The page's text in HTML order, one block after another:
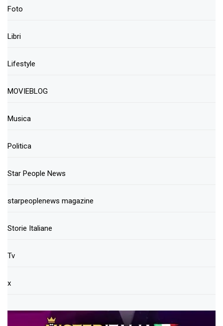
Foto
Libri
Lifestyle
MOVIEBLOG
Musica
Politica
Star People News
starpeoplenews magazine
Storie Italiane
Tv
x